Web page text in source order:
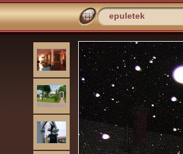
epuletek